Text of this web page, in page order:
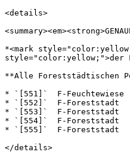
<details>
*<mark
style="color:yellow;">der
**Alle Foreststädtischen
* `[551]`  F-Feuchtewiese
* `[552]`  F-Foreststadt
* `[553]`  F-Foreststadt
* `[554]`  F-Foreststadt
* `[555]`  F-Foreststadt
</details>